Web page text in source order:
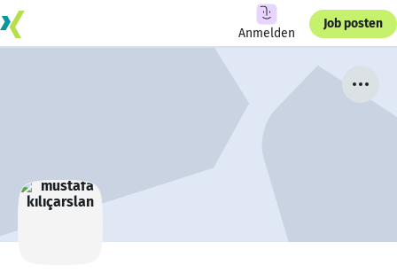
Anmelden
Job posten